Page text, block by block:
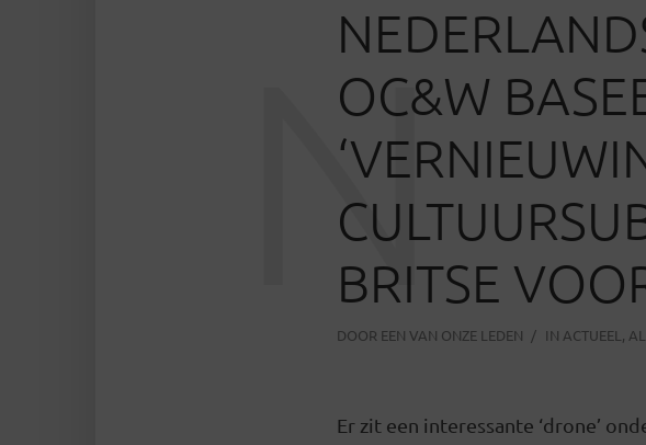
OC&W
BRITSE
DOOR EEN VAN ONZE LEDEN IN ACTUEEL ,
N
Er zit een interessante ‘drone’